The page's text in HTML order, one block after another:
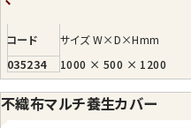
コード サイズ W×D×Hmm
035234
1000 × 500 × 1200
不織布マルチ養生カバー